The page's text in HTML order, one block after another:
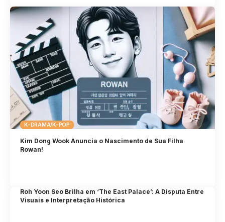
K-DRAMA/K-POP
Kim Dong Wook Anuncia o Nascimento de Sua Filha
Rowan!
Roh Yoon Seo Brilha em ‘The East Palace’: A Disputa Entre
Visuais e Interpretação Histórica